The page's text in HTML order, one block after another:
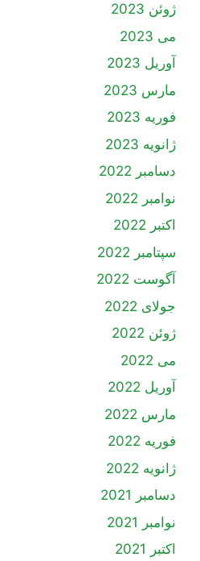
ژوئن 2023
می 2023
آوریل 2023
مارس 2023
فوریه 2023
ژانویه 2023
دسامبر 2022
نوامبر 2022
اکتبر 2022
سپتامبر 2022
آگوست 2022
جولای 2022
ژوئن 2022
می 2022
آوریل 2022
مارس 2022
فوریه 2022
ژانویه 2022
دسامبر 2021
نوامبر 2021
اکتبر 2021